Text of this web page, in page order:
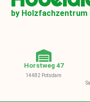
by
Horstweg 47
14482 Potsdam